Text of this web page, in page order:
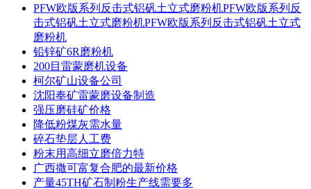
PFW欧版系列反击式铝矾土立式磨粉机PFW欧版系列反
击式铝矾土立式磨粉机PFW欧版系列反击式铝矾土立式
磨粉机
铅锌矿6R磨粉机
200目雷蒙磨机设备
柯尔矿山设备公司
沈阳奉矿雷蒙磨设备制造
强压磨硅矿价格
降低粉煤灰需水量
碎石垫层人工费
粉末用高细立磨倍力特
广西撒可富复合肥的最新价格
产量45TH矿石制粉生产线需要多